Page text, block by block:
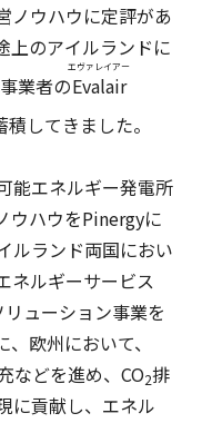
ノウハウに定評があ
上のアイルランドに
業者のEvalair
エヴァレイアー
してきました。
能エネルギー発電所
ウハウをPinergyに
ルランド両国におい
ネルギーサービス
ューション事業を
欧州において、
などを進め、CO2排
に貢献し、エネル